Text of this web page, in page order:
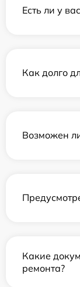
Есть ли у
Как долго
Возможен
Какие
ремонта?